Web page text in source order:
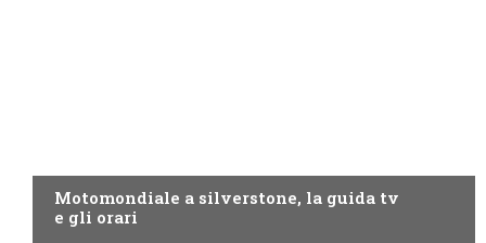
Motomondiale a silverstone, la guida tv
e gli orari